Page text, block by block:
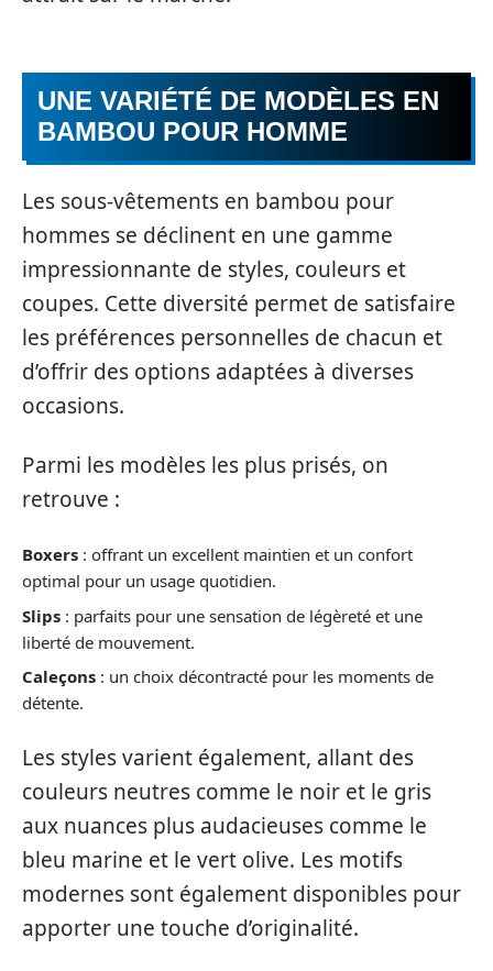
UNE VARIÉTÉ DE MODÈLES EN
BAMBOU POUR HOMME
Les sous-vêtements en bambou pour
hommes se déclinent en une gamme
impressionnante de styles, couleurs et
coupes. Cette diversité permet de satisfaire
les préférences personnelles de chacun et
d’offrir des options adaptées à diverses
occasions.
Parmi les modèles les plus prisés, on
retrouve :
Boxers : offrant un excellent maintien et un confort
optimal pour un usage quotidien.
Slips : parfaits pour une sensation de légèreté et une
liberté de mouvement.
Caleçons : un choix décontracté pour les moments de
détente.
Les styles varient également, allant des
couleurs neutres comme le noir et le gris
aux nuances plus audacieuses comme le
bleu marine et le vert olive. Les motifs
modernes sont également disponibles pour
apporter une touche d’originalité.